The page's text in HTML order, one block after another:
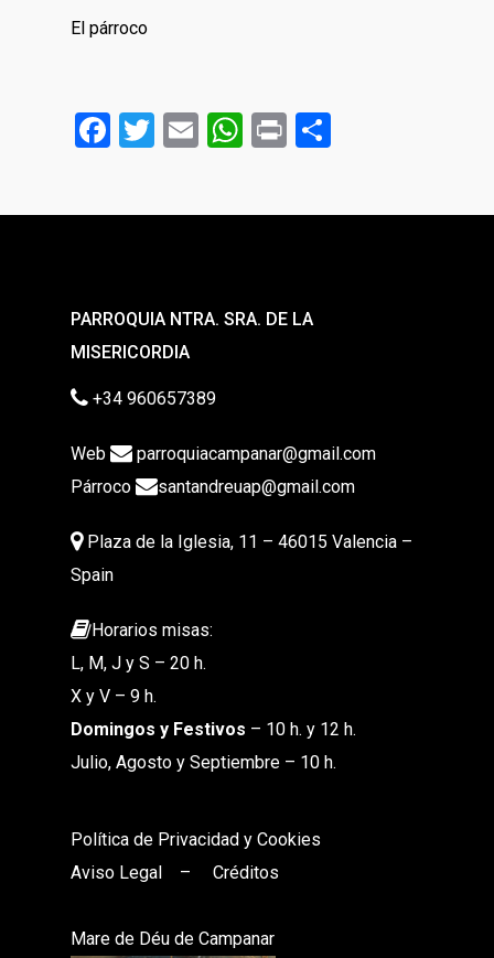
El párroco
Facebook
Twitter
EmailWhatsApp
Print
PARROQUIA NTRA. SRA. DE LA
MISERICORDIA
+34 960657389
Web
parroquiacampanar@gmail.com
Párroco
santandreuap@gmail.com
Plaza de la Iglesia, 11 – 46015 Valencia –
Spain
Horarios misas:
L, M, J y S – 20 h.
X y V – 9 h.
Domingos y Festivos – 10 h. y 12 h.
Julio, Agosto y Septiembre – 10 h.
Política de Privacidad y Cookies
Aviso Legal – Créditos
Mare de Déu de Campanar